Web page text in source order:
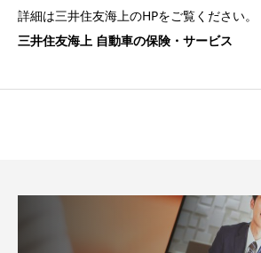
詳細は三井住友海上のHPをご覧ください。
三井住友海上 自動車の保険・サービス